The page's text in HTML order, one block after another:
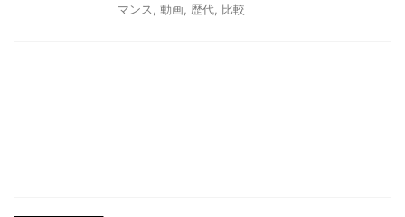
マンス
動画 歴代 比較